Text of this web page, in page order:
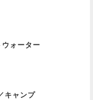
ォーター
キャンプ